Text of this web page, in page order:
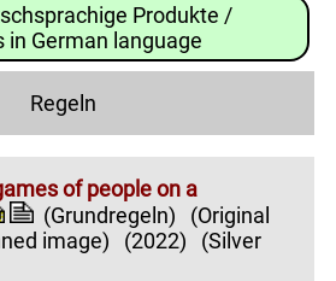
Produkte /
in German language
Regeln
of people on a
(Grundregeln)
(Original
image)
(2022)
(Silver